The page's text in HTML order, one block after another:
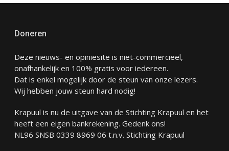
Doneren
Deze nieuws- en opiniesite is niet-commercieel,
onafhankelijk en 100% gratis voor iedereen.
Dat is enkel mogelijk door de steun van onze lezers.
Wij hebben jouw steun hard nodig!
Krapuul is nu de uitgave van de Stichting Krapuul en het
heeft een eigen bankrekening. Gedenk ons!
NL96 SNSB 0339 8969 06 t.n.v. Stichting Krapuul